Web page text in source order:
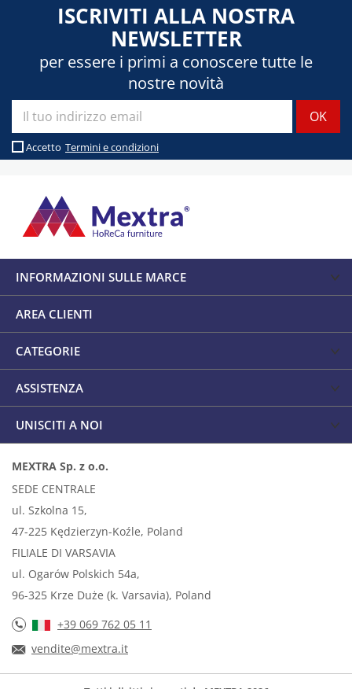
ISCRIVITI ALLA NOSTRA
NEWSLETTER
per essere i primi a conoscere tutte le
nostre novità
Accetto Termini e condizioni
INFORMAZIONI SULLE MARCE
AREA CLIENTI
CATEGORIE
ASSISTENZA
UNISCITI A NOI
MEXTRA Sp. z o.o.
SEDE CENTRALE
ul. Szkolna 15,
47-225 Kędzierzyn-Koźle, Poland
FILIALE DI VARSAVIA
ul. Ogarów Polskich 54a,
96-325 Krze Duże (k. Varsavia), Poland
+39 069 762 05 11
vendite@mextra.it